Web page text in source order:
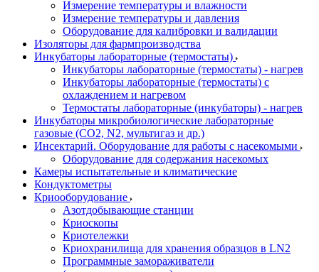
Измерение температуры и влажности
Измерение температуры и давления
Оборудование для калибровки и валидации
Изоляторы для фармпроизводства
Инкубаторы лабораторные (термостаты)
Инкубаторы лабораторные (термостаты) - нагрев
Инкубаторы лабораторные (термостаты) с
охлаждением и нагревом
Термостаты лабораторные (инкубаторы) - нагрев
Инкубаторы микробиологические лабораторные
газовые (CO2, N2, мультигаз и др.)
Инсектарий. Оборудование для работы с насекомыми
Оборудование для содержания насекомых
Камеры испытательные и климатические
Кондуктометры
Криооборудование
Азотдобывающие станции
Криоскопы
Криотележки
Криохранилища для хранения образцов в LN2
Программные замораживатели